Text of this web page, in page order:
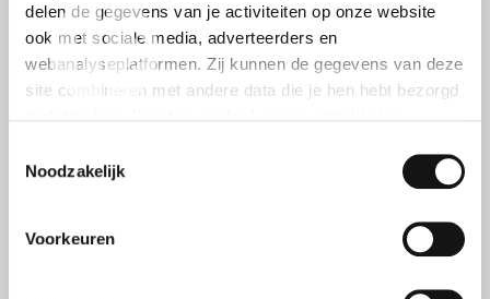
delen de gegevens van je activiteiten op onze website
ook met sociale media, adverteerders en
webanalyseplatformen. Zij kunnen de gegevens van deze
site combineren met andere data die je hen hebt bezorgd
Indien je dat toestaat, kunnen wij of onze partners onder
Informatie verzamelen over je geografische locatie
Noodzakelijk
Voorkeuren